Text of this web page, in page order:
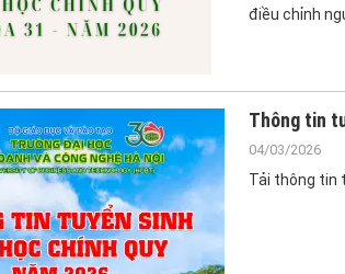
điều chỉnh
Thông tin
04/03/2026
Tải thông tin